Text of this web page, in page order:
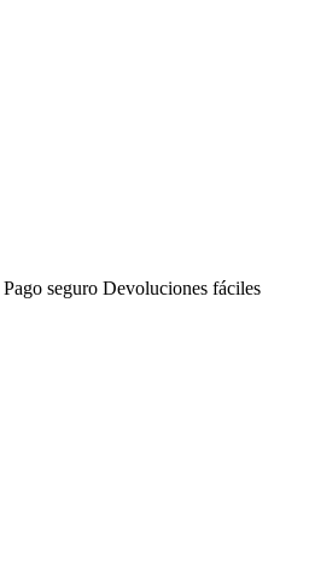
Pago seguro Devoluciones fáciles